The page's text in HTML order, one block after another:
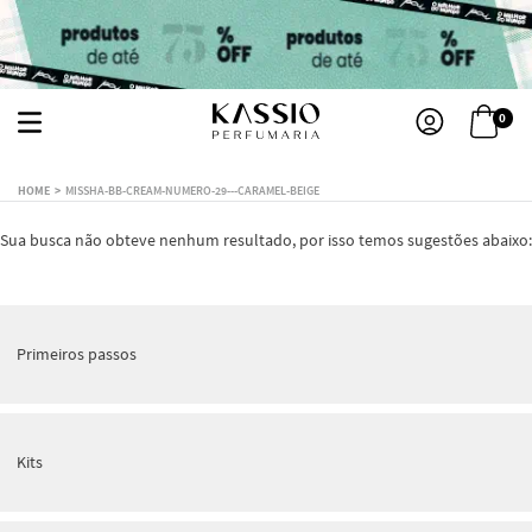
0
MISSHA-BB-CREAM-NUMERO-29---CARAMEL-BEIGE
Sua busca não obteve nenhum resultado, por isso temos sugestões abaixo:
Primeiros passos
Kits